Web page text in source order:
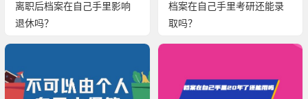
离职后档案在自己手里影响
退休吗？
档案在自己手里考研还能录
取吗？